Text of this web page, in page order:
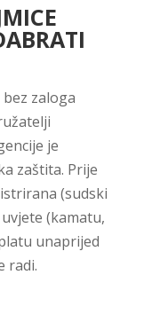
zaloga
je
zaštita. Prije
(sudski
(kamatu,
unaprijed
radi.